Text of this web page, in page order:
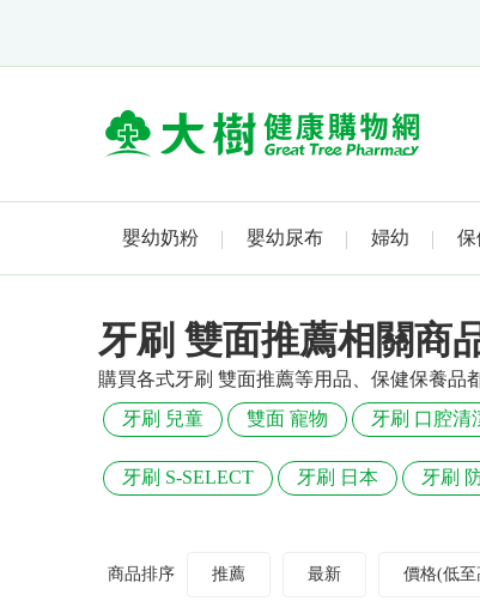
嬰幼奶粉 嬰幼尿布 婦幼 保
牙刷 雙面推薦相關商
購買各式牙刷 雙面推薦等用品、保健保養品
牙刷 兒童
雙面 寵物 牙刷 口腔清
牙刷 S-SELECT 牙刷 日本 牙刷
商品排序 推薦 最新 價格(低至